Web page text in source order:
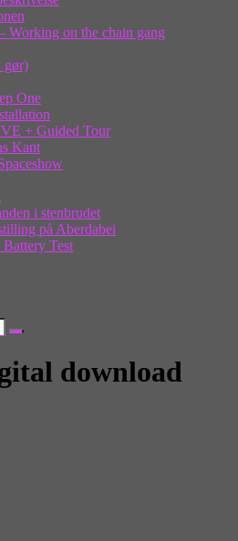
Working on the chain gang
gør)
One
+ Guided Tour
Kant
i stenbrudet
på Aberdabei
Test
download